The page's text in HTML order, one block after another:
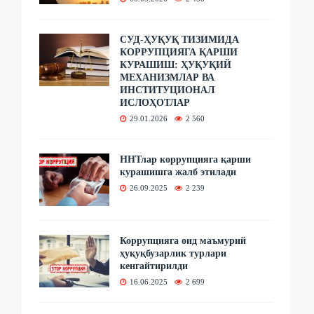
СУД-ҲУҚУҚ ТИЗИМИДА
КОРРУПЦИЯГА ҚАРШИ
КУРАШИШ: ҲУҚУҚИЙ
МЕХАНИЗМЛАР ВА
ИНСТИТУЦИОНАЛ
ИСЛОҲОТЛАР
29.01.2026 2 560
ННТлар коррупцияга қарши
курашишга жалб этилади
26.09.2025 2 239
Коррупцияга оид маъмурий
ҳуқуқбузарлик турлари
кенгайтирилди
16.06.2025 2 699